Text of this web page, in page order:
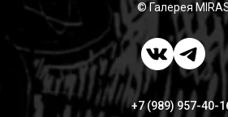
© Галерея
+7 (989) 957-40-